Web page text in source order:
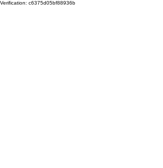
Verification: c6375d05bf88936b